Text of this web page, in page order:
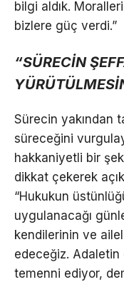
bilgi aldık.
bizlere güç verdi.”
“SÜRECİN
Sürecin yakından
süreceğini
hakkaniyetli bir
dikkat çekerek
“Hukukun
uygulanacağı
kendilerinin ve
edeceğiz.
temenni ediyor,